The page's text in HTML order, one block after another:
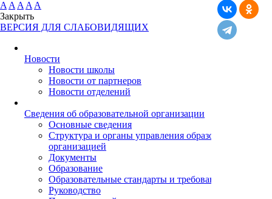
A A A A A
Закрыть
ВЕРСИЯ ДЛЯ СЛАБОВИДЯЩИХ
Новости
Новости школы
Новости от партнеров
Новости отделений
Cведения об образовательной организации
Основные сведения
Структура и органы управления образовательной
организацией
Документы
Образование
Образовательные стандарты и требования
Руководство